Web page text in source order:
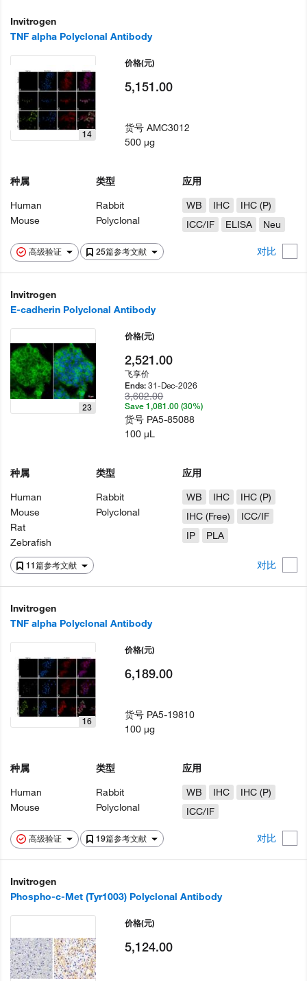
Invitrogen
TNF alpha Polyclonal Antibody
高级验证 25篇参考文献 对比
14
种属
Human
Mouse
类型
Rabbit
Polyclonal
应用
WB
IHC
IHC (P)
ICC/IF
ELISA Neu
价格(元)
5,151.00
货号AMC3012
500 µg
Invitrogen
E-cadherin Polyclonal Antibody
11篇参考文献 对比
23
种属
Human
Mouse
Rat
Zebrafish
类型
Rabbit
Polyclonal
应用
WB
IHC
IHC (P)
IHC (Free)
ICC/IF
IP
PLA
价格(元)
2,521.00
飞享价
Ends:31-Dec-2026
3,602.00
Save 1,081.00 (30%)
货号 PA5-85088
100 µL
Invitrogen
TNF alpha Polyclonal Antibody
高级验证 19篇参考文献 对比
16
种属
Human
Mouse
类型
Rabbit
Polyclonal
应用
WB
IHC
IHC (P)
ICC/IF
价格(元)
6,189.00
货号 PA5-19810
100 µg
Invitrogen
Phospho-c-Met (Tyr1003) Polyclonal Antibody
价格(元)
5,124.00